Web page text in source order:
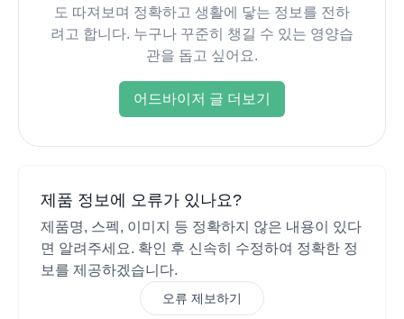
도 따져보며 정확하고 생활에 닿는 정보를 전하
려고 합니다. 누구나 꾸준히 챙길 수 있는 영양습
관을 돕고 싶어요.
어드바이저 글 더보기
제품 정보에 오류가 있나요?
제품명, 스펙, 이미지 등 정확하지 않은 내용이 있다
면 알려주세요. 확인 후 신속히 수정하여 정확한 정
보를 제공하겠습니다.
오류 제보하기